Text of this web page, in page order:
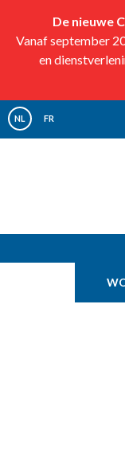
De nieuwe
Vanaf september
en
NL FR